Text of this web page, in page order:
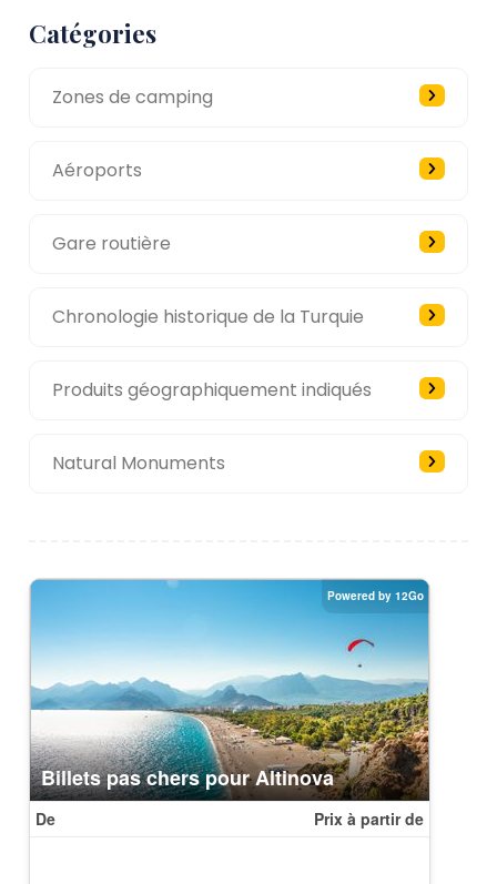
Catégories
Zones de camping
Aéroports
Gare routière
Chronologie historique de la Turquie
Produits géographiquement indiqués
Natural Monuments